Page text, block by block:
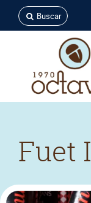
Buscar
Fuet